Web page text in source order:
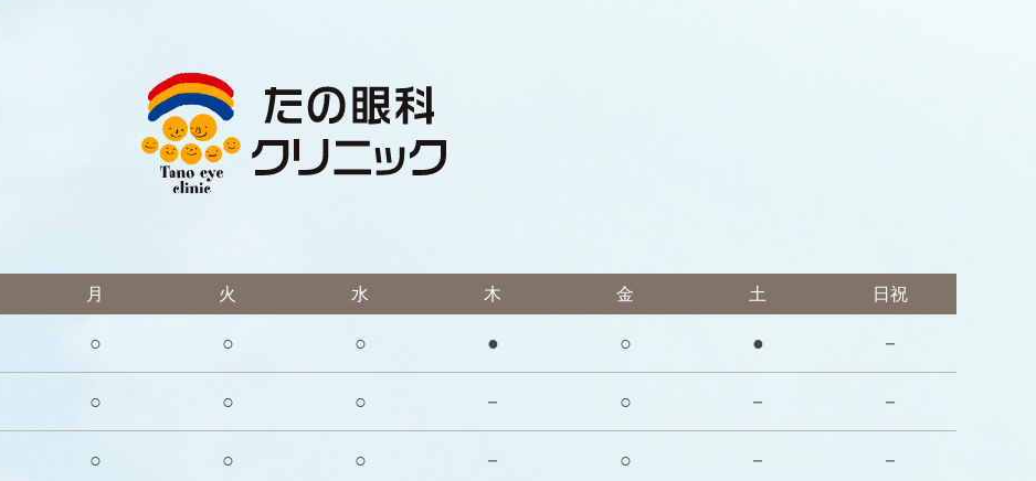
月 火 水 木 金 土 日祝
○ ○ ○ ● ○ ● －
○ ○ ○ － ○ － －
○ ○ ○ － ○ － －